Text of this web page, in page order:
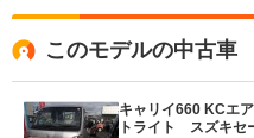
エンジンの採用と50kgの軽量化によ
現。徹底したサビ対策による長期サ
56km/hオフセット衝突法規への対応
（2013.8）
このモデルの中古車
キャリイ660 KCエ
トライト スズキセ